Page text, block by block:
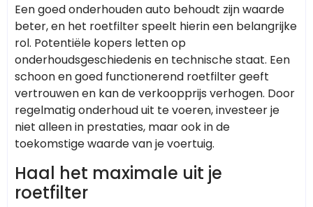
Een goed onderhouden auto behoudt zijn waarde
beter, en het roetfilter speelt hierin een belangrijke
rol. Potentiële kopers letten op
onderhoudsgeschiedenis en technische staat. Een
schoon en goed functionerend roetfilter geeft
vertrouwen en kan de verkoopprijs verhogen. Door
regelmatig onderhoud uit te voeren, investeer je
niet alleen in prestaties, maar ook in de
toekomstige waarde van je voertuig.
Haal het maximale uit je
roetfilter